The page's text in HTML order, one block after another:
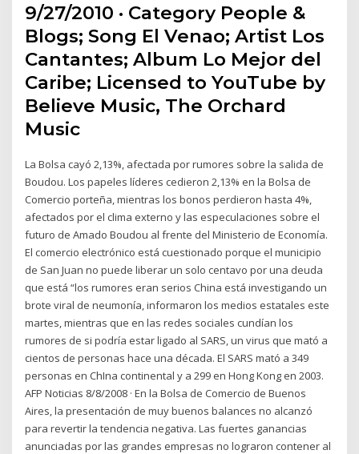
9/27/2010 · Category People &
Blogs; Song El Venao; Artist Los
Cantantes; Album Lo Mejor del
Caribe; Licensed to YouTube by
Believe Music, The Orchard
Music
La Bolsa cayó 2,13%, afectada por rumores sobre la salida de
Boudou. Los papeles líderes cedieron 2,13% en la Bolsa de
Comercio porteña, mientras los bonos perdieron hasta 4%,
afectados por el clima externo y las especulaciones sobre el
futuro de Amado Boudou al frente del Ministerio de Economía.
El comercio electrónico está cuestionado porque el municipio
de San Juan no puede liberar un solo centavo por una deuda
que está “los rumores eran serios China está investigando un
brote viral de neumonía, informaron los medios estatales este
martes, mientras que en las redes sociales cundían los
rumores de si podría estar ligado al SARS, un virus que mató a
cientos de personas hace una década. El SARS mató a 349
personas en ChIna continental y a 299 en Hong Kong en 2003.
AFP Noticias 8/8/2008 · En la Bolsa de Comercio de Buenos
Aires, la presentación de muy buenos balances no alcanzó
para revertir la tendencia negativa. Las fuertes ganancias
anunciadas por las grandes empresas no lograron contener al